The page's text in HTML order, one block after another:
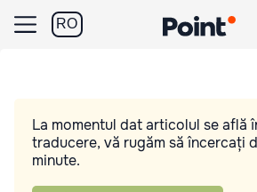
RO
La momentul dat articolul se află
traducere, vă rugăm să încercați
minute.